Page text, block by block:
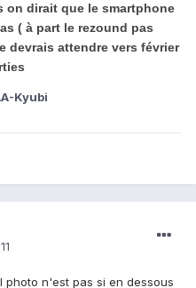
on dirait que le smartphone
( à part le rezound pas
devrais attendre vers février
Kyubi
photo n'est pas si en dessous